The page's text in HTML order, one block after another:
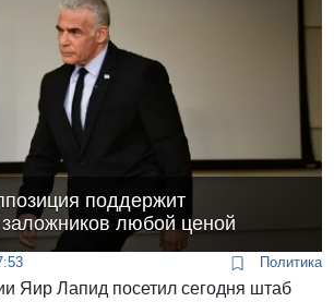
поддержит
любой ценой
Политика
Яир Лапид посетил сегодня штаб